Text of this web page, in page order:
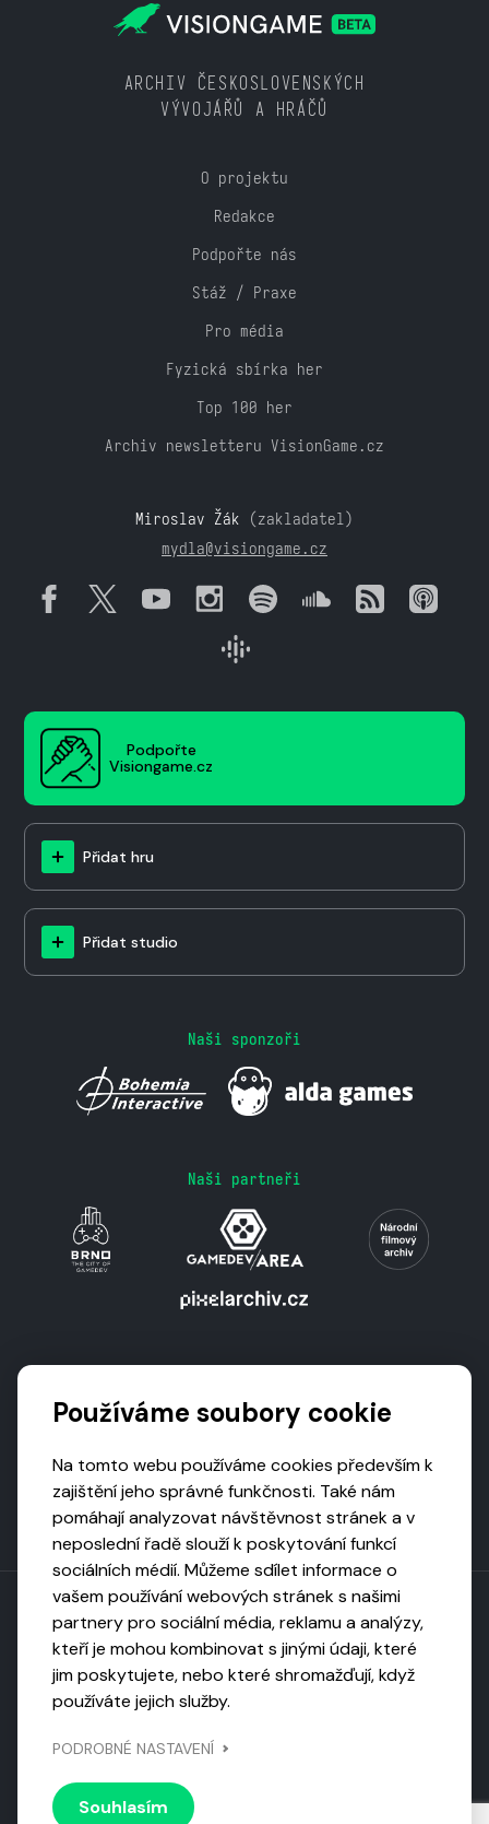
ARCHIV ČESKOSLOVENSKÝCH
VÝVOJÁŘŮ A HRÁČŮ
O projektu
Redakce
Podpořte nás
Stáž / Praxe
Pro média
Fyzická sbírka her
Top 100 her
Archiv newsletteru VisionGame.cz
Miroslav Žák (zakladatel)
mydla@visiongame.cz
Podpořte
Visiongame.cz
Přidat hru
Přidat studio
Naši sponzoři
Naši partneři
Toto dílo podléhá licenci CC BY-NC-ND
Uveďte původ, neužívejte komerčně, nezpracovávejte.
Národní knihovnou ČR
© 2026 Visiongame. Všechna práva vyhrazena.
Používáme soubory cookie
Na tomto webu používáme cookies především k
zajištění jeho správné funkčnosti. Také nám
pomáhají analyzovat návštěvnost stránek a v
neposlední řadě slouží k poskytování funkcí
sociálních médií. Můžeme sdílet informace o
vašem používání webových stránek s našimi
partnery pro sociální média, reklamu a analýzy,
kteří je mohou kombinovat s jinými údaji, které
jim poskytujete, nebo které shromažďují, když
používáte jejich služby.
PODROBNÉ NASTAVENÍ
Souhlasím